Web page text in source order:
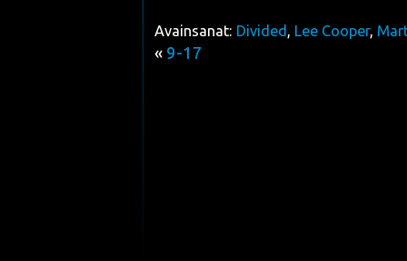
Avainsanat: Divided Lee Cooper,
« 9-17